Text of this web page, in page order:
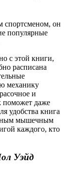
спортсменом, он
популярные
с этой книги,
расписана
механику
и
поможет даже
удобства книга
мышечным
каждого, кто
Уэйд